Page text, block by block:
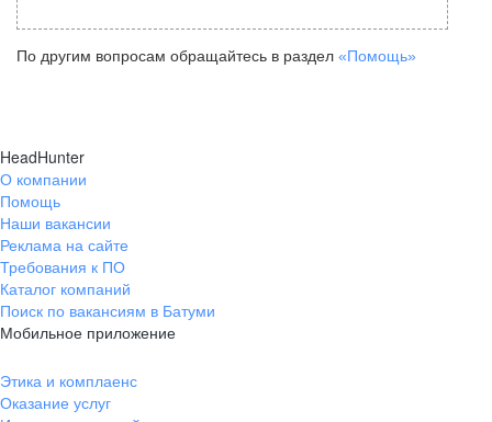
По другим вопросам обращайтесь в раздел «Помощь»
HeadHunter
О компании
Помощь
Наши вакансии
Реклама на сайте
Требования к ПО
Каталог компаний
Поиск по вакансиям в Батуми
Мобильное приложение
Этика и комплаенс
Оказание услуг